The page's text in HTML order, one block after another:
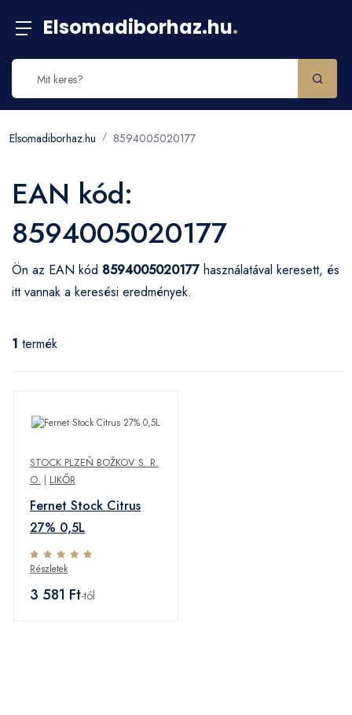
Elsomadiborhaz.hu.
Elsomadiborhaz.hu 8594005020177
EAN kód:
8594005020177
Ön az EAN kód 8594005020177 használatával keresett, és
itt vannak a keresési eredmények.
1 termék
STOCK PLZEŇ BOŽKOV S. R.
O. | LIKŐR
Fernet Stock Citrus
27% 0,5L
Részletek
3 581 Ft-tól